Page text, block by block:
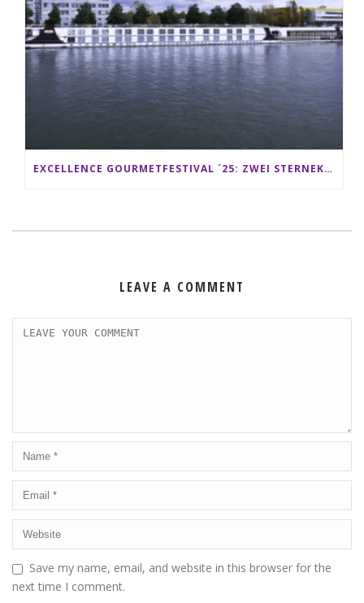
EXCELLENCE GOURMETFESTIVAL ´25: ZWEI STERNEKÖCHE ANTONIO GUIDA & DARIO MORESCO VERWÖHNEN IHRE GÄSTE AUF EINER LUXERIÖSEN SCHIFFSREISE
LEAVE A COMMENT
Save my name, email, and website in this browser for the
next time I comment.